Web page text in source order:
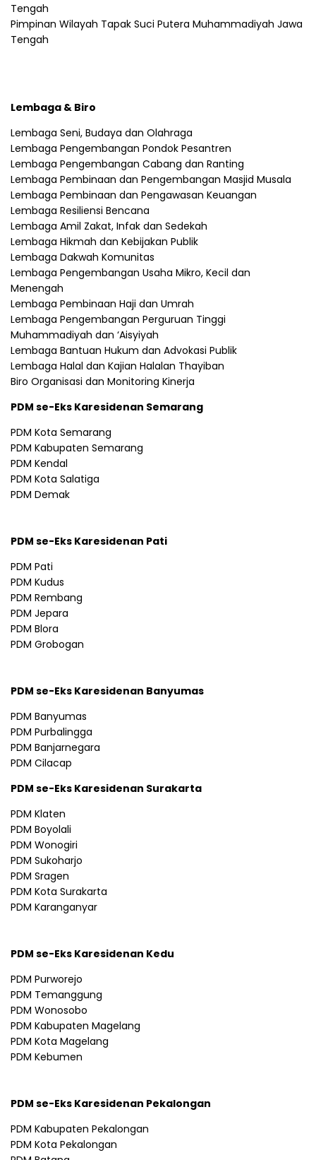
Tengah
Pimpinan Wilayah Tapak Suci Putera Muhammadiyah Jawa
Tengah
Lembaga & Biro
Lembaga Seni, Budaya dan Olahraga
Lembaga Pengembangan Pondok Pesantren
Lembaga Pengembangan Cabang dan Ranting
Lembaga Pembinaan dan Pengembangan Masjid Musala
Lembaga Pembinaan dan Pengawasan Keuangan
Lembaga Resiliensi Bencana
Lembaga Amil Zakat, Infak dan Sedekah
Lembaga Hikmah dan Kebijakan Publik
Lembaga Dakwah Komunitas
Lembaga Pengembangan Usaha Mikro, Kecil dan
Menengah
Lembaga Pembinaan Haji dan Umrah
Lembaga Pengembangan Perguruan Tinggi
Muhammadiyah dan ‘Aisyiyah
Lembaga Bantuan Hukum dan Advokasi Publik
Lembaga Halal dan Kajian Halalan Thayiban
Biro Organisasi dan Monitoring Kinerja
PDM se-Eks Karesidenan Semarang
PDM Kota Semarang
PDM Kabupaten Semarang
PDM Kendal
PDM Kota Salatiga
PDM Demak
PDM se-Eks Karesidenan Pati
PDM Pati
PDM Kudus
PDM Rembang
PDM Jepara
PDM Blora
PDM Grobogan
PDM se-Eks Karesidenan Banyumas
PDM Banyumas
PDM Purbalingga
PDM Banjarnegara
PDM Cilacap
PDM se-Eks Karesidenan Surakarta
PDM Klaten
PDM Boyolali
PDM Wonogiri
PDM Sukoharjo
PDM Sragen
PDM Kota Surakarta
PDM Karanganyar
PDM se-Eks Karesidenan Kedu
PDM Purworejo
PDM Temanggung
PDM Wonosobo
PDM Kabupaten Magelang
PDM Kota Magelang
PDM Kebumen
PDM se-Eks Karesidenan Pekalongan
PDM Kabupaten Pekalongan
PDM Kota Pekalongan